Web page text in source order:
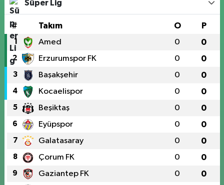
Süper Lig
# Takım O P
1 Amed 0 0
2 Erzurumspor FK 0 0
3 Başakşehir 0 0
4 Kocaelispor 0 0
5 Beşiktaş 0 0
6 Eyüpspor 0 0
7 Galatasaray 0 0
8 Çorum FK 0 0
9 Gaziantep FK 0 0